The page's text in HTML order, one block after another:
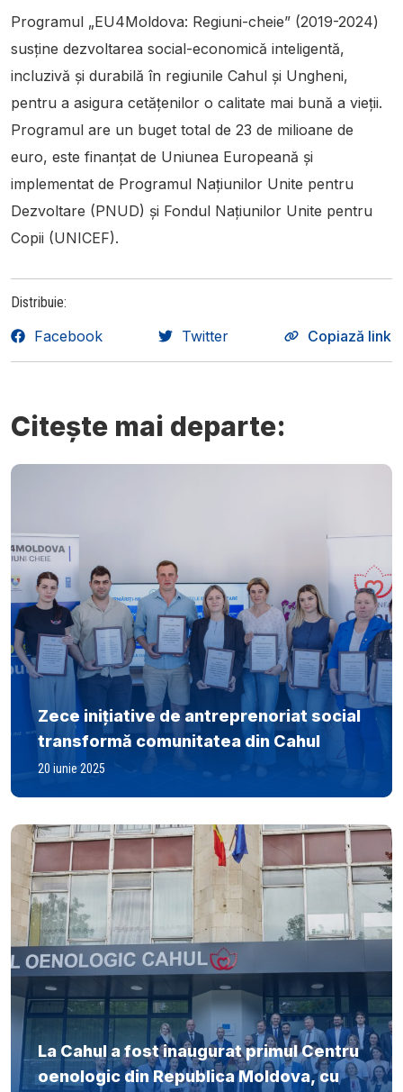
Programul „EU4Moldova: Regiuni-cheie” (2019-2024)
susține dezvoltarea social-economică inteligentă,
incluzivă și durabilă în regiunile Cahul și Ungheni,
pentru a asigura cetățenilor o calitate mai bună a vieții.
Programul are un buget total de 23 de milioane de
euro, este finanțat de Uniunea Europeană și
implementat de Programul Națiunilor Unite pentru
Dezvoltare (PNUD) și Fondul Națiunilor Unite pentru
Copii (UNICEF).
Distribuie:
Facebook Twitter Copiază link
Citește mai departe:
Zece inițiative de antreprenoriat social
transformă comunitatea din Cahul
20 iunie 2025
La Cahul a fost inaugurat primul Centru
oenologic din Republica Moldova, cu